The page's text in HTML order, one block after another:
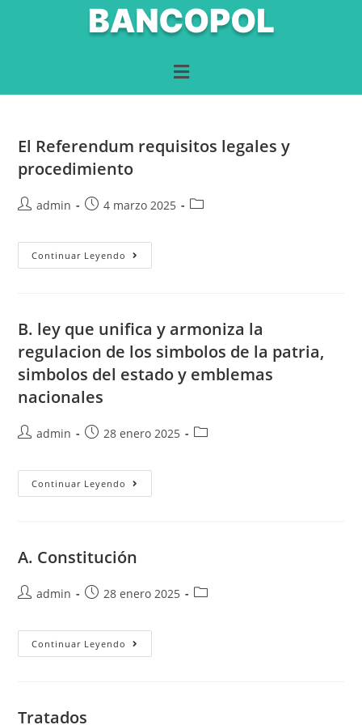
El Referendum requisitos legales y
procedimiento
admin 4 marzo 2025
Continuar Leyendo
B. ley que unifica y armoniza la
regulacion de los simbolos de la patria,
simbolos del estado y emblemas
nacionales
admin 28 enero 2025
Continuar Leyendo
A. Constitución
admin 28 enero 2025
Continuar Leyendo
Tratados